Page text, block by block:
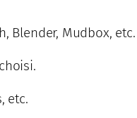
Blender, Mudbox, etc.
etc.